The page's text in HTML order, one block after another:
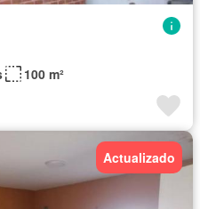
100 m²
Actualizado